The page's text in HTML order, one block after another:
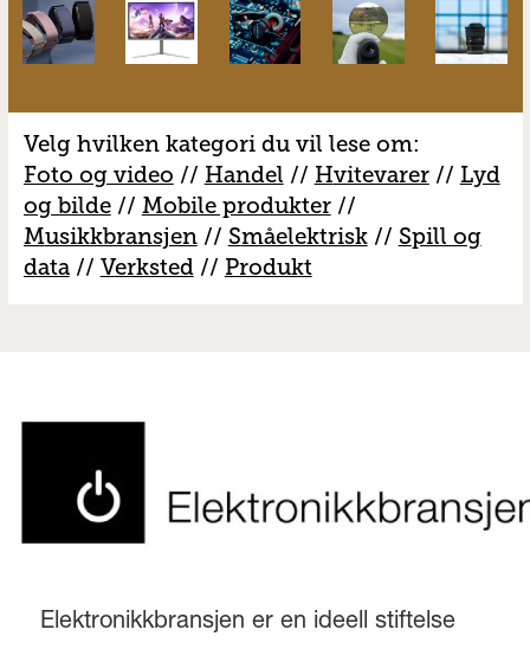
Velg hvilken kategori du vil lese om:
Foto og video // Handel // Hvitevarer// Lyd
og bilde// Mobile produkter//
Musikkbransjen// Småelektrisk// Spill og
data// Verksted// Produkt
Elektronikkbransjen er en ideell stiftelse